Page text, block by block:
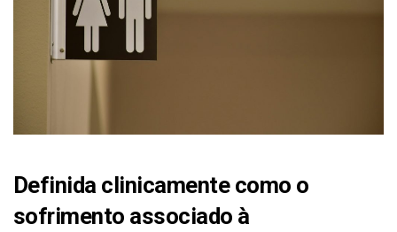
Definida clinicamente como o
sofrimento associado à